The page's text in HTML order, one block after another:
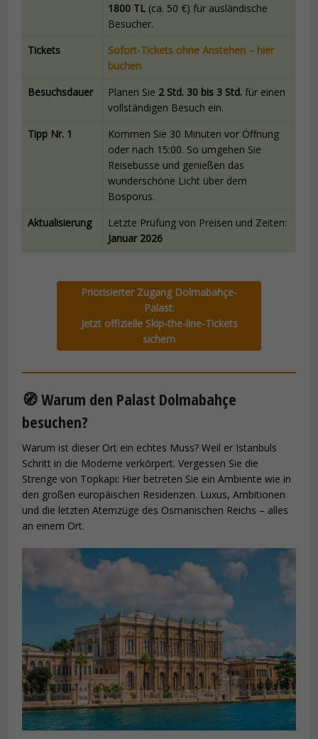
1800 TL (ca. 50 €) für ausländische
Besucher.
Tickets
Sofort-Tickets ohne Anstehen – hier
buchen
Besuchsdauer
Planen Sie 2 Std. 30 bis 3 Std. für einen
vollständigen Besuch ein.
Tipp Nr. 1
Kommen Sie 30 Minuten vor Öffnung
oder nach 15:00. So umgehen Sie
Reisebusse und genießen das
wunderschöne Licht über dem
Bosporus.
Aktualisierung
Letzte Prüfung von Preisen und Zeiten:
Januar 2026
Priorisierter Zugang Dolmabahçe-
Palast:
Jetzt offizielle Skip-the-line-Tickets
sichern
🧭 Warum den Palast Dolmabahçe
besuchen?
Warum ist dieser Ort ein echtes Muss? Weil er Istanbuls
Schritt in die Moderne verkörpert. Vergessen Sie die
Strenge von Topkapı: Hier betreten Sie ein Ambiente wie in
den großen europäischen Residenzen. Luxus, Ambitionen
und die letzten Atemzüge des Osmanischen Reichs – alles
an einem Ort.